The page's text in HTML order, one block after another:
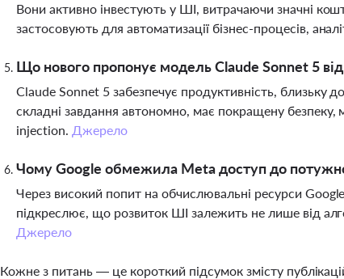
Вони активно інвестують у ШІ, витрачаючи значні
застосовують для автоматизації бізнес-процесів,
Що нового пропонує модель Claude Sonnet 5
Claude Sonnet 5 забезпечує продуктивність,
складні завдання автономно, має покращену
injection. Джерело
Чому Google обмежила Meta доступ до
Через високий попит на обчислювальні ресурси
підкреслює, що розвиток ШІ залежить не лише від
Джерело
Кожне з питань — це короткий підсумок змісту